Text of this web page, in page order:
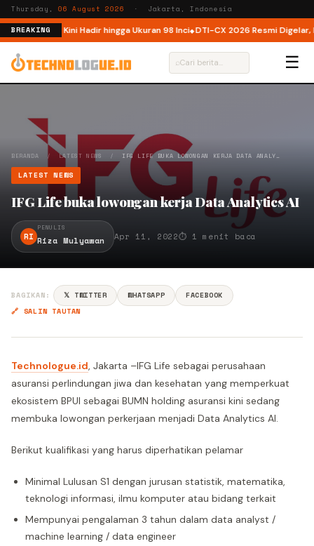
Thursday,06 August 2026 · Jakarta, Indonesia
BREAKING
Indonesia, Kini Hadir hingga Ukuran 98 Inci DTI-CX 2026 Resmi Digelar,
⌕ ☰
BERANDA /LATEST NEWS / IFG LIFE BUKA LOWONGAN KERJA DATA ANALY…
LATEST NEWS
IFG Life buka lowongan kerja Data Analytics AI
RI
PENULIS
Riza Mulyawan Apr 11, 2022⏱ 1 menit baca
BAGIKAN: 𝕏 TWITTER WHATSAPP
FACEBOOK
🔗 SALIN TAUTAN
Technologue.id, Jakarta –IFG Life sebagai perusahaan
asuransi perlindungan jiwa dan kesehatan yang memperkuat
ekosistem BPUI sebagai BUMN holding asuransi kini sedang
membuka lowongan perkerjaan menjadi Data Analytics AI.
Berikut kualifikasi yang harus diperhatikan pelamar
Minimal Lulusan S1 dengan jurusan statistik, matematika,
teknologi informasi, ilmu komputer atau bidang terkait
Mempunyai pengalaman 3 tahun dalam data analyst /
machine learning / data engineer